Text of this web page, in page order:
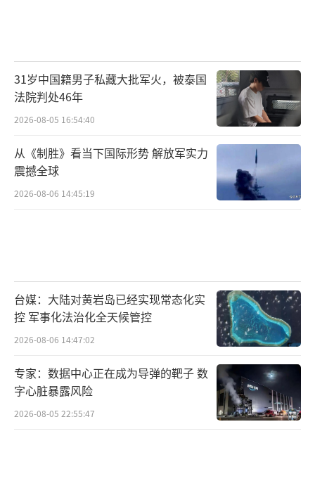
31岁中国籍男子私藏大批军火，被泰国
法院判处46年
2026-08-05 16:54:40
从《制胜》看当下国际形势 解放军实力
震撼全球
2026-08-06 14:45:19
台媒：大陆对黄岩岛已经实现常态化实
控 军事化法治化全天候管控
2026-08-06 14:47:02
专家：数据中心正在成为导弹的靶子 数
字心脏暴露风险
2026-08-05 22:55:47